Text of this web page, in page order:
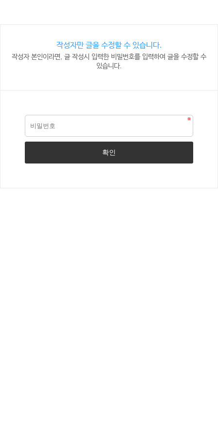
작성자만 글을 수정할 수 있습니다.
작성자 본인이라면, 글 작성시 입력한 비밀번호를 입력하여 글을 수정할 수
있습니다.